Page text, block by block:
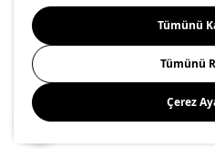
Gıda Güvenliği Politikası
Önemli Bilgilendirme İnternet
Kişisel Verilerin Korunması
© Inter IKEA Systems B.V 1999-
Seçiniz
Tümünü
Tümünü
Çerez